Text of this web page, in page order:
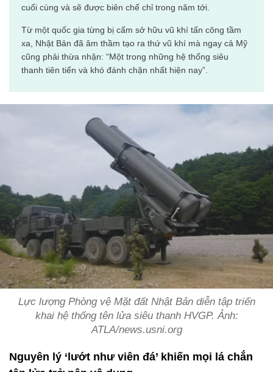
cuối cùng và sẽ được biên chế chỉ trong năm tới.
Từ một quốc gia từng bị cấm sở hữu vũ khí tấn công tầm
xa, Nhật Bản đã âm thầm tạo ra thứ vũ khí mà ngay cả Mỹ
cũng phải thừa nhận: “Một trong những hệ thống siêu
thanh tiên tiến và khó đánh chặn nhất hiện nay”.
Lực lượng Phòng vệ Mặt đất Nhật Bản diễn tập triển
khai hệ thống tên lửa siêu thanh HVGP. Ảnh:
ATLA/news.usni.org
Nguyên lý ‘lướt như viên đá’ khiến mọi lá chắn